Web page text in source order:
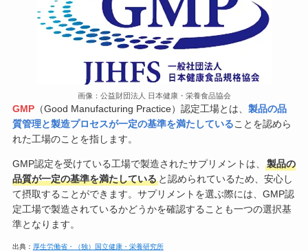
画像：公益財団法人 日本健康・栄養食品協会
GMP（Good Manufacturing Practice）認定工場とは、 製品の品
質管理と製造プロセスが一定の基準を満たしていることを認めら
れた工場のことを指します。
GMP認定を受けている工場で製造されたサプリメントは、
製品の
品質が一定の基準を満たしていると認められているため、安心し
て摂取することができます。サプリメントを選ぶ際には、GMP認
定工場で製造されているかどうかを確認することも一つの選択基
準となります。
出典： 厚生労働省・（独）国立健康・栄養研究所